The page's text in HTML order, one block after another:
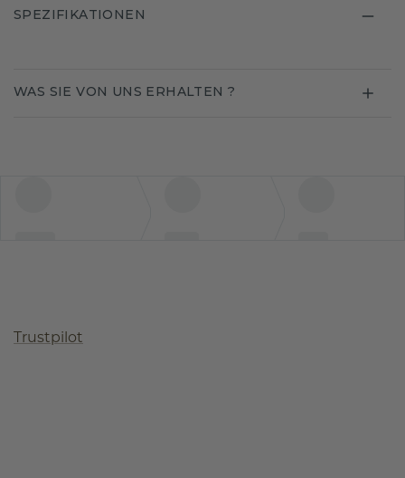
SPEZIFIKATIONEN
WAS SIE VON UNS ERHALTEN ?
Trustpilot